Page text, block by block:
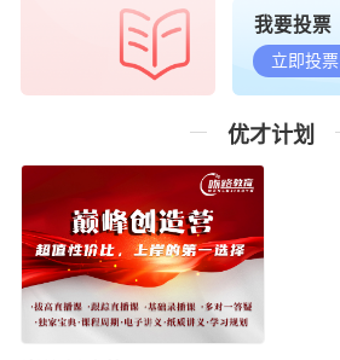
我要投票
立即投票
优才计划